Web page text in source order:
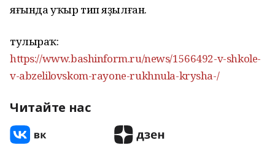
яғында уҡыр тип яҙылған.
тулыраҡ:
https://www.bashinform.ru/news/1566492-v-shkole-
v-abzelilovskom-rayone-rukhnula-krysha-/
Читайте нас